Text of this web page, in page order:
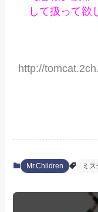
して扱って
http://
Mr.Children ミ